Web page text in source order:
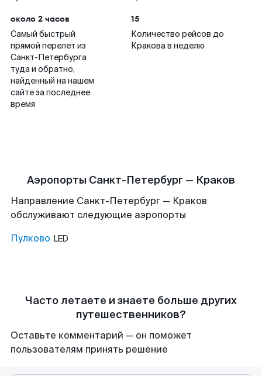
около 2 часов
Самый быстрый
прямой перелет из
Санкт-Петербурга
туда и обратно,
найденный на нашем
сайте за последнее
время
15
Количество рейсов до
Кракова в неделю
Аэропорты Санкт-Петербург — Краков
Направление Санкт-Петербург — Краков
обслуживают следующие аэропорты
Пулково LED
Часто летаете и знаете больше других
путешественников?
Оставьте комментарий — он поможет
пользователям принять решение